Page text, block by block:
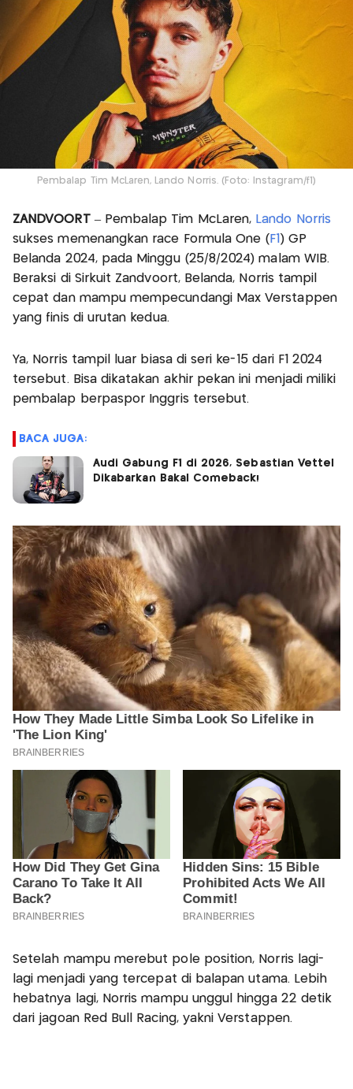
Pembalap Tim McLaren, Lando Norris. (Foto: Instagram/f1)
ZANDVOORT– Pembalap Tim McLaren, Lando Norris
sukses memenangkan race Formula One ( F1 ) GP
Belanda 2024, pada Minggu (25/8/2024) malam WIB.
Beraksi di Sirkuit Zandvoort, Belanda, Norris tampil
cepat dan mampu mempecundangi Max Verstappen
yang finis di urutan kedua.
Ya, Norris tampil luar biasa di seri ke-15 dari F1 2024
tersebut. Bisa dikatakan akhir pekan ini menjadi miliki
pembalap berpaspor Inggris tersebut.
BACA JUGA:
Audi Gabung F1 di 2026, Sebastian Vettel
Dikabarkan Bakal Comeback!
Setelah mampu merebut pole position, Norris lagi-
lagi menjadi yang tercepat di balapan utama. Lebih
hebatnya lagi, Norris mampu unggul hingga 22 detik
dari jagoan Red Bull Racing, yakni Verstappen.